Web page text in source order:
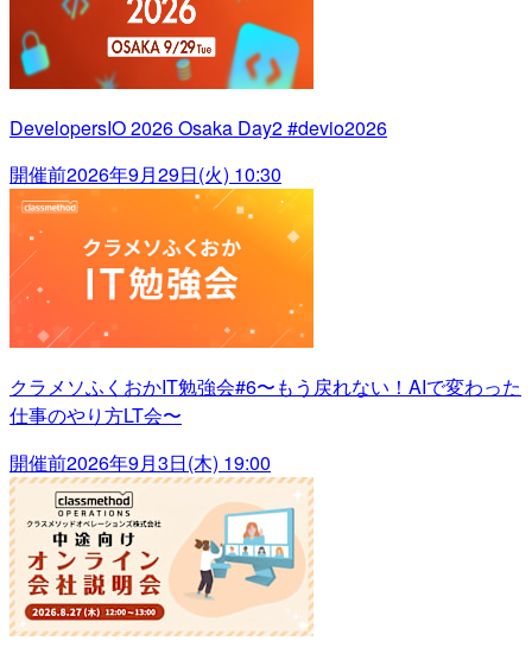
DevelopersIO 2026 Osaka Day2 #devio2026
開催前2026年9月29日(火) 10:30
クラメソふくおかIT勉強会#6〜もう戻れない！AIで変わった
仕事のやり方LT会〜
開催前2026年9月3日(木) 19:00